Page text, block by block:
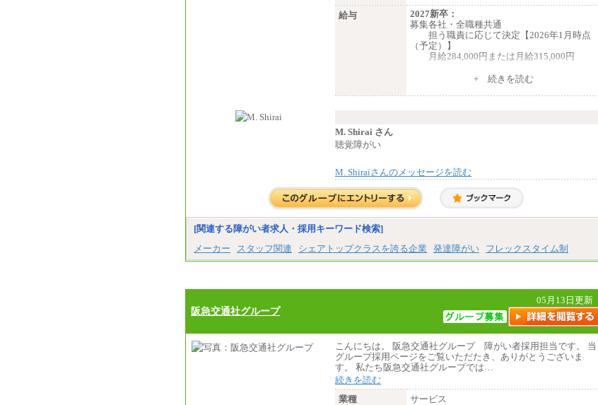
給与
2027新卒：
募集各社・全職種共通
担う職責に応じて決定【2026年1月時点
（予定）】
月給284,000円または月給315,000円
※入社後早期から、自律的な業務遂行が
求められる職務を担う方については、月額給
与315,000円です。
す。
※個別に設定する給与については、選考
の過程で決定していきます。
※上記に加え、所定労働時間外に勤務を
した場合には、時間外勤務手当を支給しま
ん。
月給21万円以上～
※試用期間中の給与に変更はありません。
※経験・能力を考慮し、当社規定により決定
いたします。
+ 続きを読む
M. Shirai さん
聴覚障がい
M. Shiraiさんのメッセージを読む
[関連する障がい者求人・採用キーワード検索]
メーカー
スタッフ関連 シェアトップクラスを誇る企業 発達障がい フレックスタイム制
阪急交通社グループ
05月13日更新
こんにちは。 阪急交通社グループ 障がい者採用担当です。 当
グループ採用ページをご覧いただたき、ありがとうございま
す。 私たち阪急交通社グループでは…
続きを読む
業種
サービス